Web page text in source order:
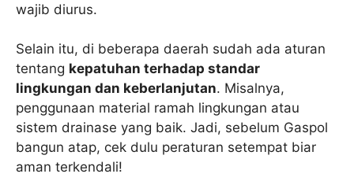
wajib diurus.
Selain itu, di beberapa daerah sudah ada aturan
tentang kepatuhan terhadap standar
lingkungan dan keberlanjutan. Misalnya,
penggunaan material ramah lingkungan atau
sistem drainase yang baik. Jadi, sebelum Gaspol
bangun atap, cek dulu peraturan setempat biar
aman terkendali!